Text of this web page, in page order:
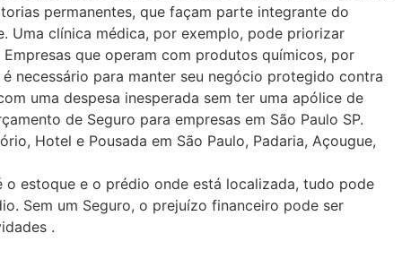
permanentes, que façam parte integrante do
Uma clínica médica, por exemplo, pode priorizar
que operam com produtos químicos, por
necessário para manter seu negócio protegido contra
uma despesa inesperada sem ter uma apólice de
de Seguro para empresas em São Paulo SP.
Hotel e Pousada em São Paulo, Padaria, Açougue,
o estoque e o prédio onde está localizada, tudo pode
Sem um Seguro, o prejuízo financeiro pode ser
.